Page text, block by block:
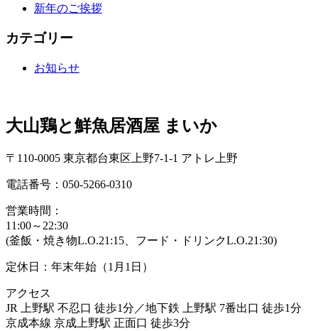
新年のご挨拶
カテゴリー
お知らせ
大山鶏と鮮魚居酒屋 まいか
〒110-0005 東京都台東区上野7-1-1 アトレ上野
電話番号：050-5266-0310
営業時間：
11:00～22:30
(釜飯・焼き物L.O.21:15、フード・ドリンクL.O.21:30)
定休日：年末年始（1月1日）
アクセス
JR 上野駅 不忍口 徒歩1分／地下鉄 上野駅 7番出口 徒歩1分
京成本線 京成上野駅 正面口 徒歩3分